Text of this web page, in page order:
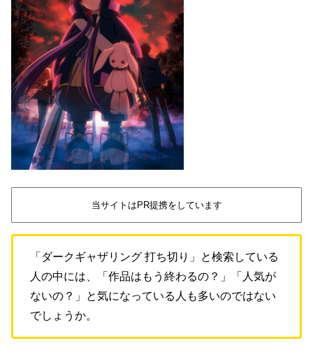
当サイトはPR提携をしています
「ダークギャザリング 打ち切り」と検索している
人の中には、「作品はもう終わるの？」「人気が
ないの？」と気になっている人も多いのではない
でしょうか。